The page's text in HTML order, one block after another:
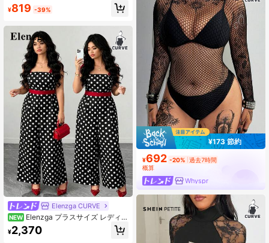
¥819 -39%
Elenzga CURVE
NEW Elenzga プラスサイズ レディー
ス エレガント ドット柄 カラーブロ
ック スパゲッティストラップ ウエス
¥2,370
¥173 節約
¥692 -20% 過去7時間
概算
Whyspr